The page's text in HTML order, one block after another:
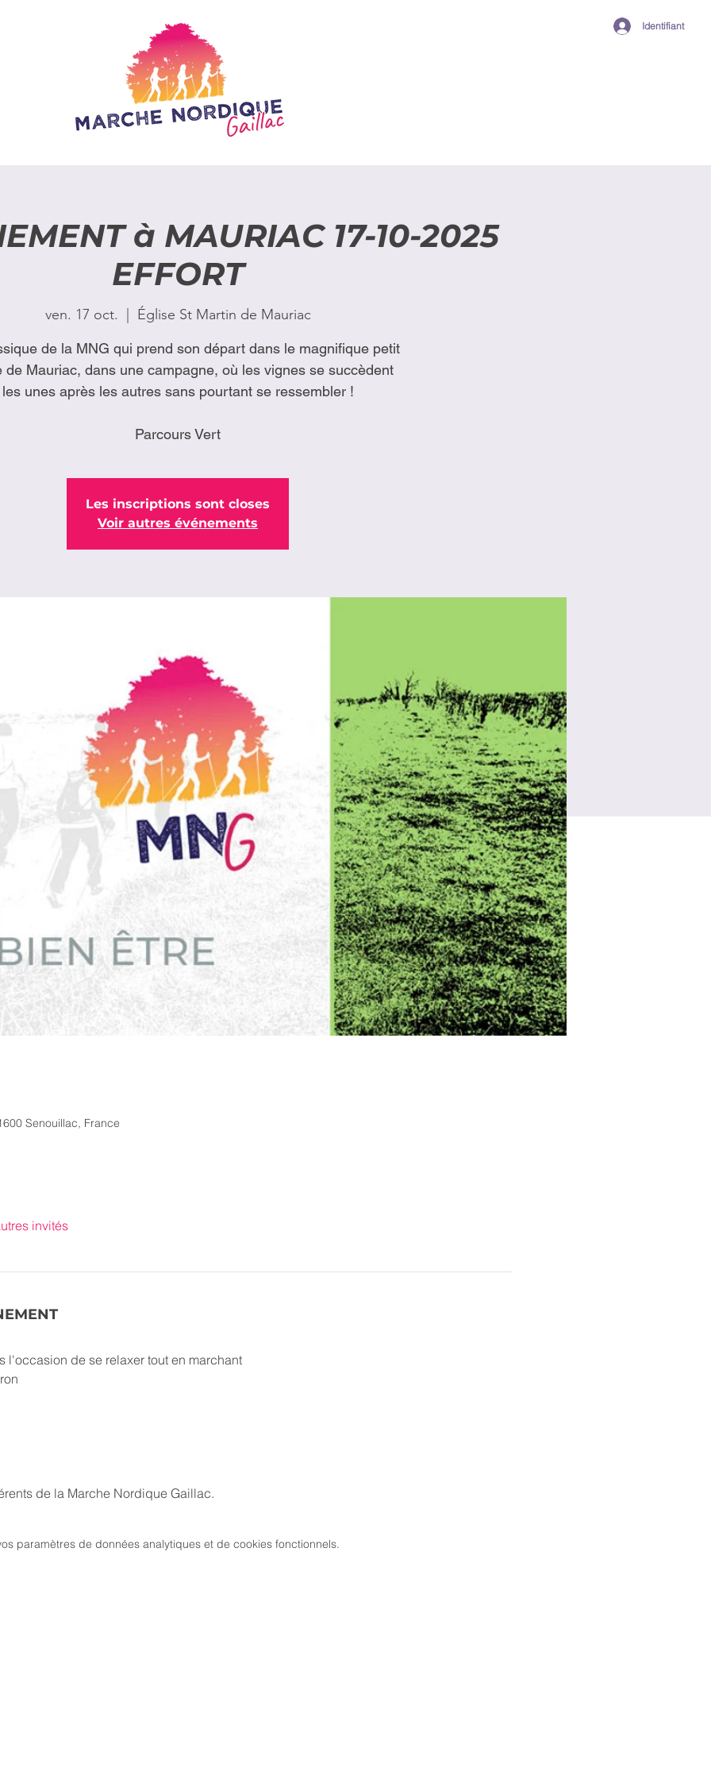
Identifiant
à MAURIAC 17-10-2025
EFFORT
ven. 17 oct. Église St Martin de Mauriac
de la MNG qui prend son départ dans le magnifique petit
de Mauriac, dans une campagne, où les vignes se succèdent
les unes après les autres sans pourtant se ressembler !
Les inscriptions sont closes
Voir autres événements
Senouillac, France
invités
l'occasion de se relaxer tout en marchant
de la Marche Nordique Gaillac.
paramètres de données analytiques et de cookies fonctionnels.